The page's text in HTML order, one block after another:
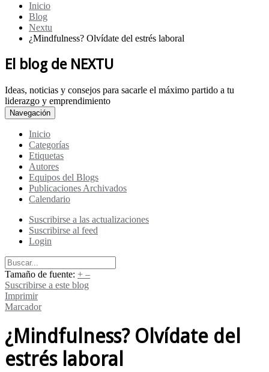
Inicio
Blog
Nextu
¿Mindfulness? Olvídate del estrés laboral
El blog de NEXTU
Ideas, noticias y consejos para sacarle el máximo partido a tu
liderazgo y emprendimiento
Navegación
Inicio
Categorías
Etiquetas
Autores
Equipos del Blogs
Publicaciones Archivados
Calendario
Suscribirse a las actualizaciones
Suscribirse al feed
Login
Tamaño de fuente: + –
Suscribirse a este blog
Imprimir
Marcador
¿Mindfulness? Olvídate del
estrés laboral